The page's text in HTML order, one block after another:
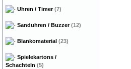
Uhren / Timer(7)
Sanduhren / Buzzer(12)
Blankomaterial (23)
Spielekartons /
Schachteln (5)